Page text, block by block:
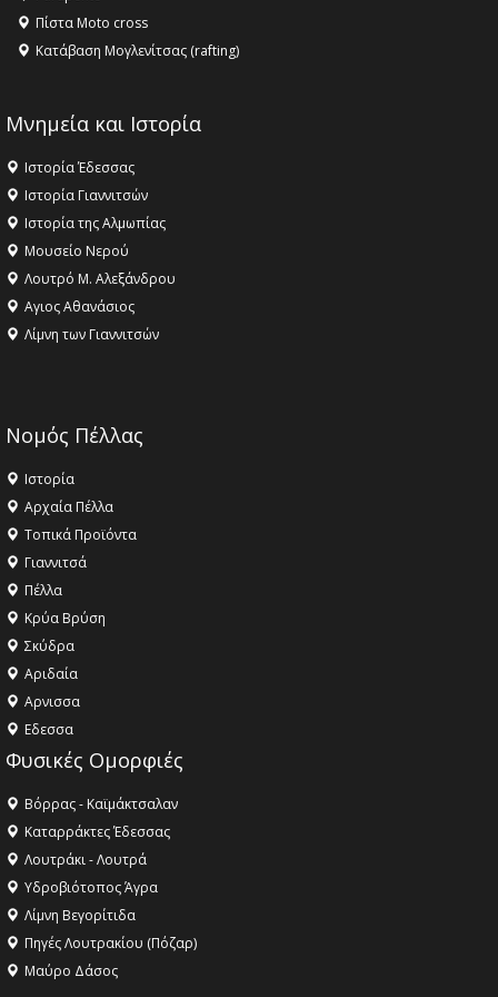
Πίστα Moto cross
Κατάβαση Μογλενίτσας (rafting)
Μνημεία και Ιστορία
Ιστορία Έδεσσας
Ιστορία Γιαννιτσών
Ιστορία της Αλμωπίας
Μουσείο Νερού
Λουτρό Μ. Αλεξάνδρου
Αγιος Αθανάσιος
Λίμνη των Γιαννιτσών
Νομός Πέλλας
Ιστορία
Αρχαία Πέλλα
Τοπικά Προϊόντα
Γιαννιτσά
Πέλλα
Κρύα Βρύση
Σκύδρα
Αριδαία
Aρνισσα
Eδεσσα
Φυσικές Ομορφιές
Βόρρας - Καϊμάκτσαλαν
Καταρράκτες Έδεσσας
Λουτράκι - Λουτρά
Υδροβιότοπος Άγρα
Λίμνη Βεγορίτιδα
Πηγές Λουτρακίου (Πόζαρ)
Μαύρο Δάσος